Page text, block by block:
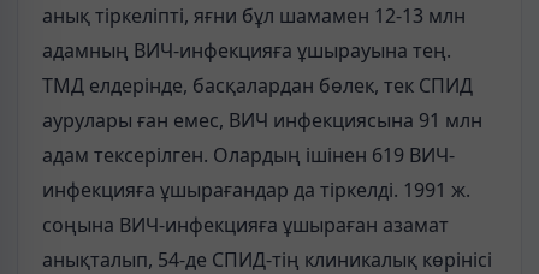
анық тіркеліпті, яғни бұл шамамен 12-13 млн
адамның ВИЧ-инфекцияға ұшырауына тең.
ТМД елдерінде, басқалардан бөлек, тек СПИД
аурулары ған емес, ВИЧ инфекциясына 91 млн
адам тексерілген. Олардың ішінен 619 ВИЧ-
инфекцияға ұшырағандар да тіркелді. 1991 ж.
соңына ВИЧ-инфекцияға ұшыраған азамат
анықталып, 54-де СПИД-тің клиникалық көрінісі